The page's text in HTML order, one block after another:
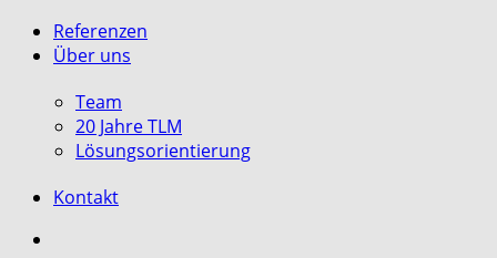
Referenzen
Über uns
Team
20 Jahre TLM
Lösungsorientierung
Kontakt